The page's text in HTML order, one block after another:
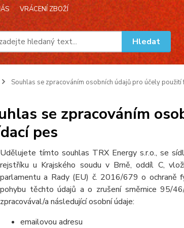
VRÁCENÍ ZBOŽÍ
Hledat
Souhlas se zpracováním osobních údajů pro účely použití
se zpracováním
pes
Udělujete tímto souhlas TRX Energy s.r.o., se
rejstříku u Krajského soudu v Brně, oddíl C,
parlamentu a Rady (EU) č. 2016/679 o ochraně
pohybu těchto údajů a o zrušení směrnice 95/
zpracovával/a následující osobní údaje:
emailovou adresu